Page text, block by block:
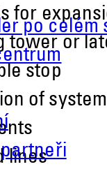
po celém
for
tower or
stop
of system
lines